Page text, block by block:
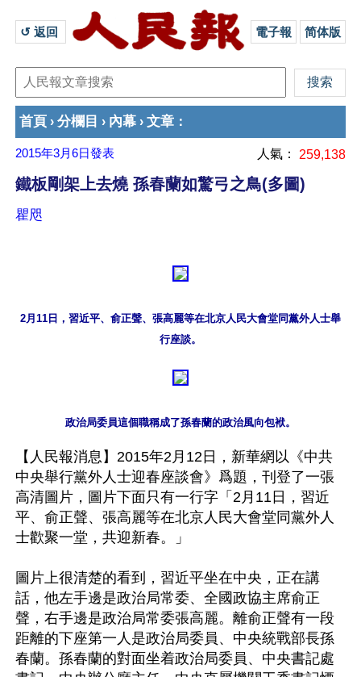
↺ 返回 電子報 简体版
首頁 › 分欄目 › 內幕 › 文章 ：
2015年3月6日發表 人氣： 259,138
鐵板剛架上去燒 孫春蘭如驚弓之鳥(多圖)
瞿咫
2月11日，習近平、俞正聲、張高麗等在北京人民大會堂同黨外人士舉
行座談。
政治局委員這個職稱成了孫春蘭的政治風向包袱。
【人民報消息】2015年2月12日，新華網以《中共
中央舉行黨外人士迎春座談會》爲題，刊登了一張
高清圖片，圖片下面只有一行字「2月11日，習近
平、俞正聲、張高麗等在北京人民大會堂同黨外人
士歡聚一堂，共迎新春。」
圖片上很清楚的看到，習近平坐在中央，正在講
話，他左手邊是政治局常委、全國政協主席俞正
聲，右手邊是政治局常委張高麗。離俞正聲有一段
距離的下座第一人是政治局委員、中央統戰部長孫
春蘭。孫春蘭的對面坐着政治局委員、中央書記處